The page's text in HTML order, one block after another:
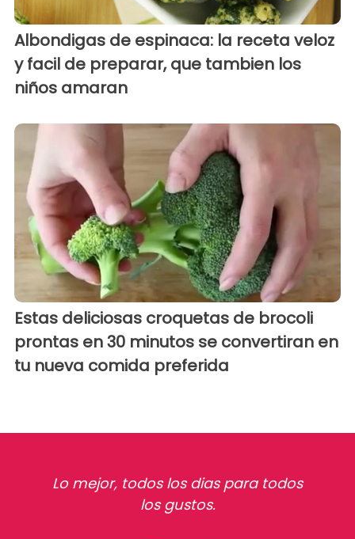
Albondigas de espinaca: la receta veloz
y facil de preparar, que tambien los
niños amaran
Estas deliciosas croquetas de brocoli
prontas en 30 minutos se convertiran en
tu nueva comida preferida
Lo mejor, todos los dias para todos
los gustos.